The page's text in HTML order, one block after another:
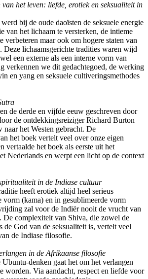
van het leven: liefde, erotiek en seksualiteit in
bij de oude daoïsten de seksuele energie
van het lichaam te versterken, de intieme
verbeteren maar ook om hogere staten van
Deze lichaamsgerichte tradities waren wijd
een externe als een interne vorm van
verkennen we dit gedachtegoed, de werking
en yang en seksuele cultiveringsmethodes
de derde en vijfde eeuw geschreven door
de ontdekkingsreiziger Richard Burton
naar het Westen gebracht. De
het boek vertelt veel over onze eigen
vertaalde het boek als eerste uit het
Nederlands en werpt een licht op de context
in de Indiase cultuur
heeft erotiek altijd heel serieus
vorm (kama) en in gesublimeerde vorm
zal voor de Indiër nooit de vrucht van
De complexiteit van Shiva, die zowel de
de God van de seksualiteit is, vertelt veel
de Indiase filosofie.
in de Afrikaanse filosofie
denken gaat het om het verlangen
worden. Via aandacht, respect en liefde voor